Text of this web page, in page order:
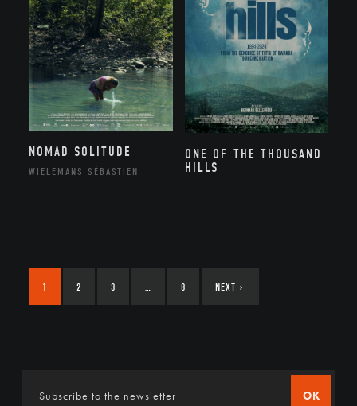
NOMAD SOLITUDE
WIELEMANS SÉBASTIEN
ONE OF THE THOUSAND
HILLS
1 2 3 8 NEXT ›
OK